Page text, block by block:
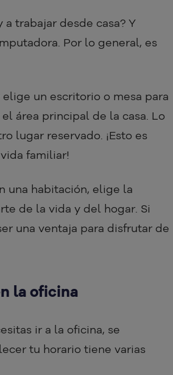
trabajar desde casa? Y
Por lo general, es
un escritorio o mesa para
área principal de la casa. Lo
lugar reservado. ¡Esto es
familiar!
una habitación, elige la
de la vida y del hogar. Si
una ventaja para disfrutar de
la oficina
ir a la oficina, se
tu horario tiene varias